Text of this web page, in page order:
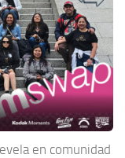
en comunidad